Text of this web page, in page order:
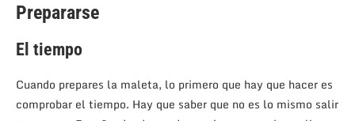
Prepararse
El tiempo
Cuando prepares la maleta, lo primero que hay que hacer es
comprobar el tiempo. Hay que saber que no es lo mismo salir